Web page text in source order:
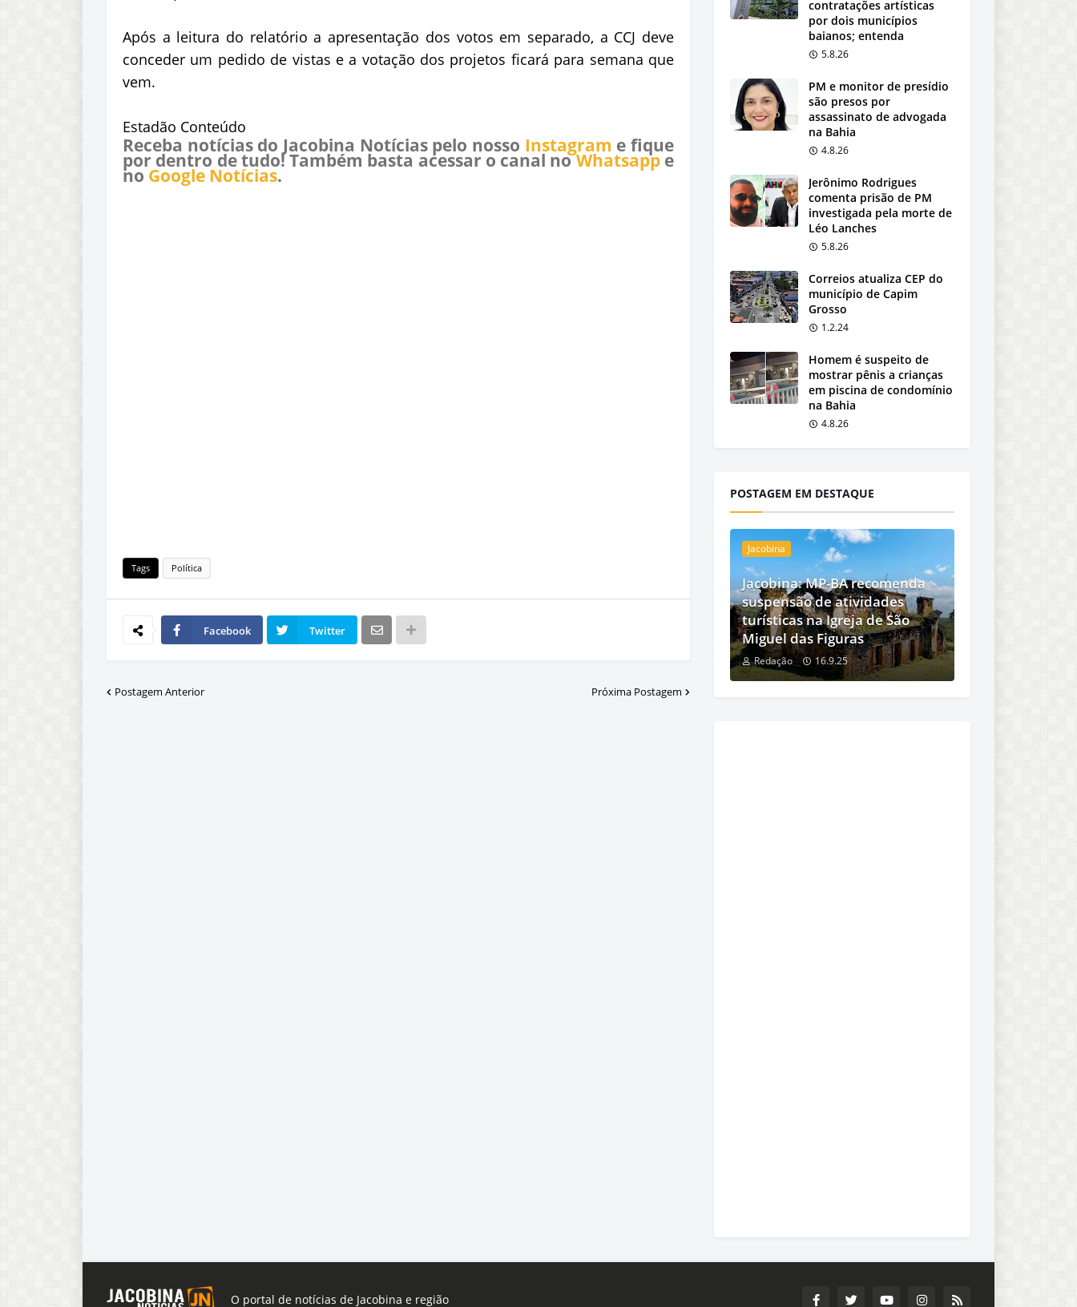
Após a leitura do relatório a apresentação dos votos em separado, a CCJ deve
conceder um pedido de vistas e a votação dos projetos ficará para semana que
vem.
Estadão Conteúdo
Receba notícias do Jacobina Notícias pelo nosso Instagram e fique
por dentro de tudo! Também basta acessar o canal noWhatsappe
no Google Notícias.
Tags Política
Facebook Twitter
Postagem Anterior Próxima Postagem
contratações artísticas
por dois municípios
baianos; entenda
5.8.26
PM e monitor de presídio
são presos por
assassinato de advogada
na Bahia
4.8.26
Jerônimo Rodrigues
comenta prisão de PM
investigada pela morte de
Léo Lanches
5.8.26
Correios atualiza CEP do
município de Capim
Grosso
1.2.24
Homem é suspeito de
mostrar pênis a crianças
em piscina de condomínio
na Bahia
4.8.26
POSTAGEM EM DESTAQUE
Jacobina
Jacobina: MP-BA recomenda
suspensão de atividades
turísticas na Igreja de São
Miguel das Figuras
Redação 16.9.25
O portal de notícias de Jacobina e região